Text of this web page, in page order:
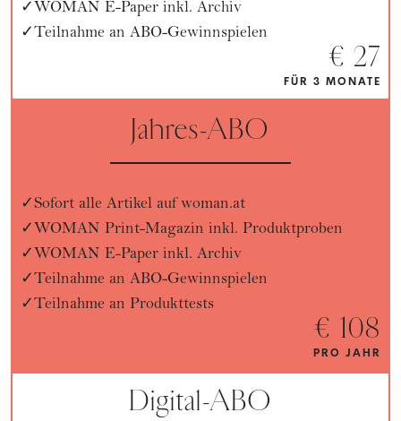
WOMAN E-Paper inkl. Archiv
Teilnahme an ABO-Gewinnspielen
€ 27
FÜR 3 MONATE
Jahres-ABO
Sofort alle Artikel auf woman.at
WOMAN Print-Magazin inkl. Produktproben
WOMAN E-Paper inkl. Archiv
Teilnahme an ABO-Gewinnspielen
Teilnahme an Produkttests
€ 108
PRO JAHR
Digital-ABO